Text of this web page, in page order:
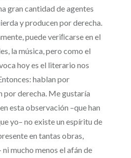
gran cantidad de agentes
y producen por derecha.
puede veriﬁcarse en el
la música, pero como el
hoy es el literario nos
hablan por
por derecha. Me gustaría
esta observación –que han
yo– no existe un espíritu de
en tantas obras,
mucho menos el afán de